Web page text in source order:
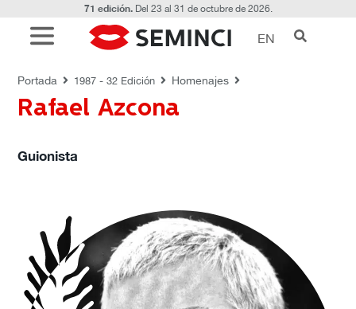
71 edición.Del 23 al 31 de octubre de 2026.
EN
Portada 1987 - 32 Edición Homenajes
Rafael Azcona
Guionista
HOMENAJES